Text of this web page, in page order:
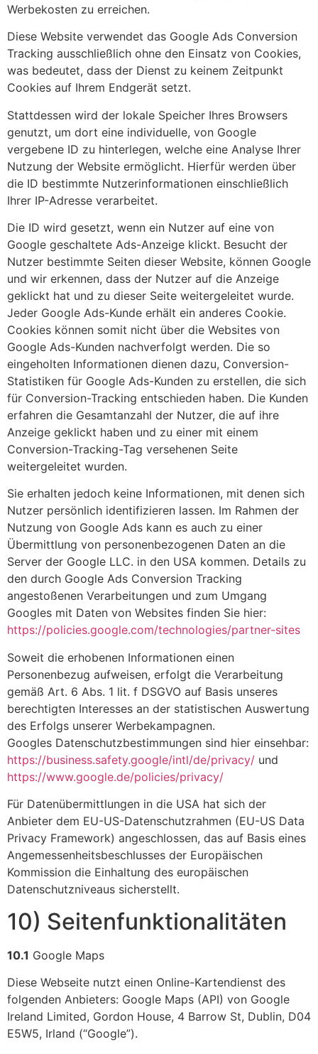
Werbekosten zu erreichen.
Diese Website verwendet das Google Ads Conversion
Tracking ausschließlich ohne den Einsatz von Cookies,
was bedeutet, dass der Dienst zu keinem Zeitpunkt
Cookies auf Ihrem Endgerät setzt.
Stattdessen wird der lokale Speicher Ihres Browsers
genutzt, um dort eine individuelle, von Google
vergebene ID zu hinterlegen, welche eine Analyse Ihrer
Nutzung der Website ermöglicht. Hierfür werden über
die ID bestimmte Nutzerinformationen einschließlich
Ihrer IP-Adresse verarbeitet.
Die ID wird gesetzt, wenn ein Nutzer auf eine von
Google geschaltete Ads-Anzeige klickt. Besucht der
Nutzer bestimmte Seiten dieser Website, können Google
und wir erkennen, dass der Nutzer auf die Anzeige
geklickt hat und zu dieser Seite weitergeleitet wurde.
Jeder Google Ads-Kunde erhält ein anderes Cookie.
Cookies können somit nicht über die Websites von
Google Ads-Kunden nachverfolgt werden. Die so
eingeholten Informationen dienen dazu, Conversion-
Statistiken für Google Ads-Kunden zu erstellen, die sich
für Conversion-Tracking entschieden haben. Die Kunden
erfahren die Gesamtanzahl der Nutzer, die auf ihre
Anzeige geklickt haben und zu einer mit einem
Conversion-Tracking-Tag versehenen Seite
weitergeleitet wurden.
Sie erhalten jedoch keine Informationen, mit denen sich
Nutzer persönlich identifizieren lassen. Im Rahmen der
Nutzung von Google Ads kann es auch zu einer
Übermittlung von personenbezogenen Daten an die
Server der Google LLC. in den USA kommen. Details zu
den durch Google Ads Conversion Tracking
angestoßenen Verarbeitungen und zum Umgang
Googles mit Daten von Websites finden Sie hier:
https://policies.google.com/technologies/partner-sites
Soweit die erhobenen Informationen einen
Personenbezug aufweisen, erfolgt die Verarbeitung
gemäß Art. 6 Abs. 1 lit. f DSGVO auf Basis unseres
berechtigten Interesses an der statistischen Auswertung
des Erfolgs unserer Werbekampagnen.
Googles Datenschutzbestimmungen sind hier einsehbar:
https://business.safety.google/intl/de/privacy/ und
https://www.google.de/policies/privacy/
Für Datenübermittlungen in die USA hat sich der
Anbieter dem EU-US-Datenschutzrahmen (EU-US Data
Privacy Framework) angeschlossen, das auf Basis eines
Angemessenheitsbeschlusses der Europäischen
Kommission die Einhaltung des europäischen
Datenschutzniveaus sicherstellt.
10) Seitenfunktionalitäten
10.1 Google Maps
Diese Webseite nutzt einen Online-Kartendienst des
folgenden Anbieters: Google Maps (API) von Google
Ireland Limited, Gordon House, 4 Barrow St, Dublin, D04
E5W5, Irland (“Google”).